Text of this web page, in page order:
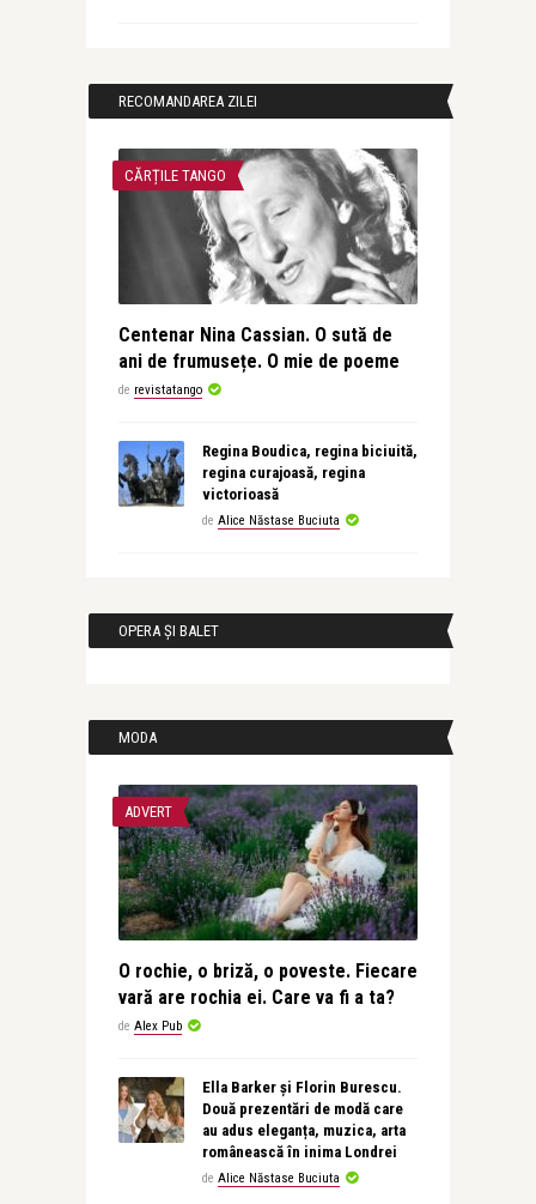
RECOMANDAREA ZILEI
CĂRȚILE TANGO
Centenar Nina Cassian. O sută de
ani de frumusețe. O mie de poeme
de revistatango
Regina Boudica, regina biciuită,
regina curajoasă, regina
victorioasă
de Alice Năstase Buciuta
OPERA ȘI BALET
MODA
ADVERT
O rochie, o briză, o poveste. Fiecare
vară are rochia ei. Care va fi a ta?
de Alex Pub
Ella Barker și Florin Burescu.
Două prezentări de modă care
au adus eleganța, muzica, arta
românească în inima Londrei
de Alice Năstase Buciuta